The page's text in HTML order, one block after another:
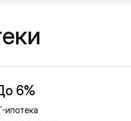
6%
ипотека